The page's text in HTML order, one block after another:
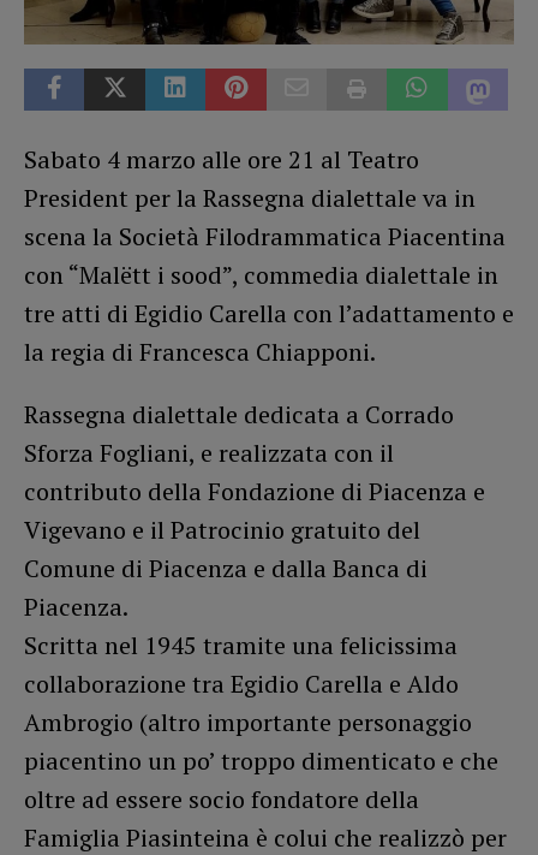
Sabato 4 marzo alle ore 21 al Teatro
President per la Rassegna dialettale va in
scena la Società Filodrammatica Piacentina
con “Malëtt i sood”, commedia dialettale in
tre atti di Egidio Carella con l’adattamento e
la regia di Francesca Chiapponi.
Rassegna dialettale dedicata a Corrado
Sforza Fogliani, e realizzata con il
contributo della Fondazione di Piacenza e
Vigevano e il Patrocinio gratuito del
Comune di Piacenza e dalla Banca di
Piacenza.
Scritta nel 1945 tramite una felicissima
collaborazione tra Egidio Carella e Aldo
Ambrogio (altro importante personaggio
piacentino un po’ troppo dimenticato e che
oltre ad essere socio fondatore della
Famiglia Piasinteina è colui che realizzò per